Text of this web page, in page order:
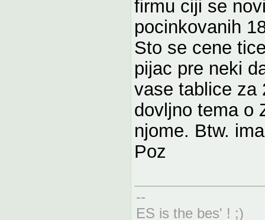
firmu ciji se
pocinkovanih
Sto se cene
pijac pre neki
vase tablice za
dovljno tema o
njome. Btw.
Poz
--
ES is the bes' ! ;)